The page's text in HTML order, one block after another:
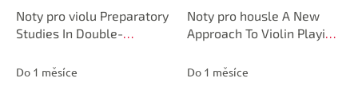
Noty pro violu Preparatory
Studies In Double-
Do 1 měsíce
Noty pro housle A New
Approach To Violin Playing
Do 1 měsíce